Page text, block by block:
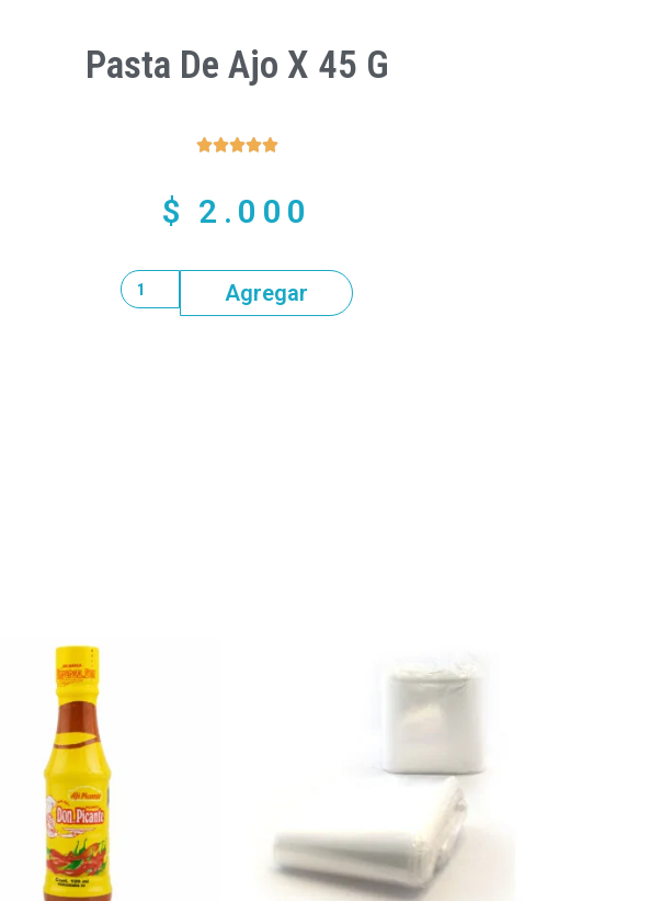
Pasta De Ajo X 45 G

$ 2.000
Agregar